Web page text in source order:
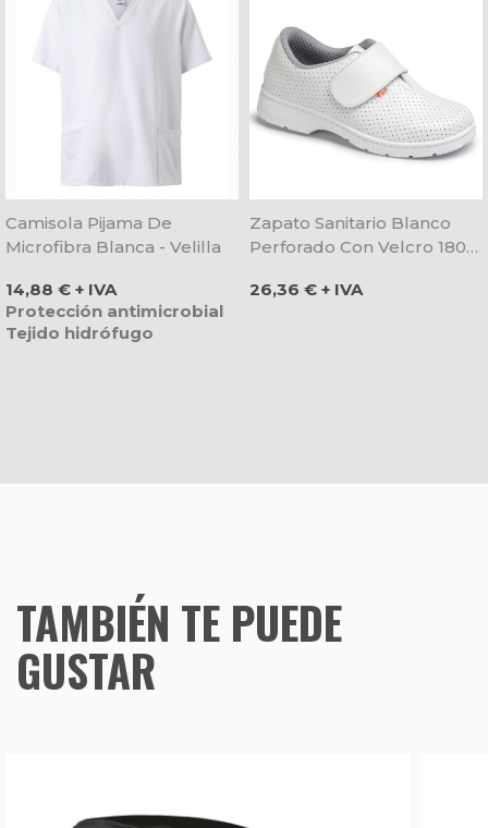
Camisola Pijama De
Microfibra Blanca - Velilla
Precio
14,88 € + IVA
Protección antimicrobial
Tejido hidrófugo
Zapato Sanitario Blanco
Perforado Con Velcro 1807
Precio
26,36 € + IVA
TAMBIÉN TE PUEDE
GUSTAR